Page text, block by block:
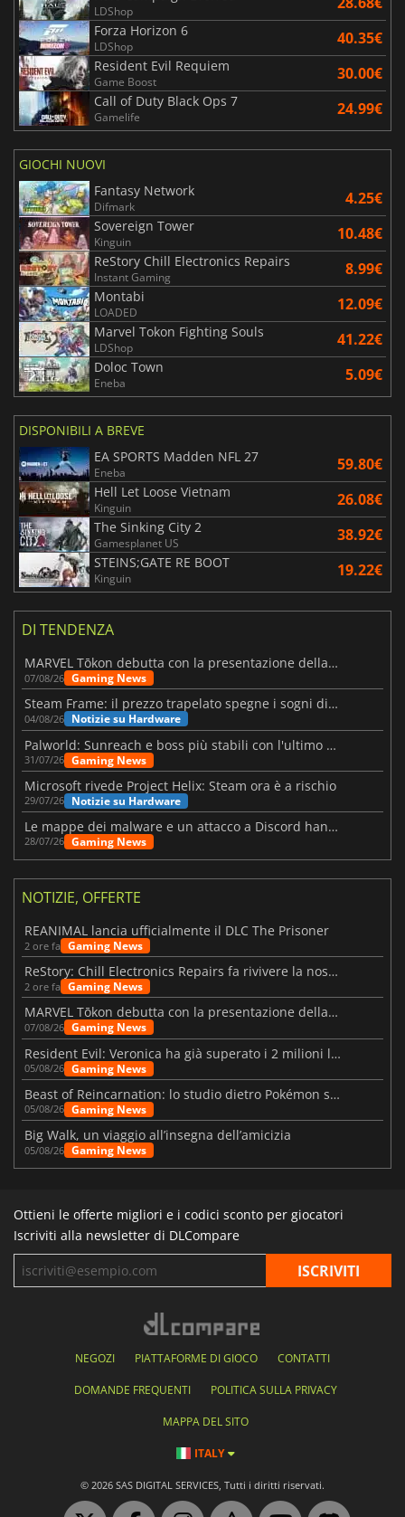
LDShop
Forza Horizon 6
LDShop 40.35€
Resident Evil Requiem
Game Boost 30.00€
Call of Duty Black Ops 7
Gamelife 24.99€
GIOCHI NUOVI
Fantasy Network
Difmark 4.25€
Sovereign Tower
Kinguin 10.48€
ReStory Chill Electronics Repairs
Instant Gaming 8.99€
Montabi
LOADED 12.09€
Marvel Tokon Fighting Souls
LDShop 41.22€
Doloc Town
Eneba 5.09€
DISPONIBILI A BREVE
EA SPORTS Madden NFL 27
Eneba 59.80€
Hell Let Loose Vietnam
Kinguin 26.08€
The Sinking City 2
Gamesplanet US 38.92€
STEINS;GATE RE BOOT
Kinguin 19.22€
DI TENDENZA
MARVEL Tōkon debutta con la presentazione della roadmap per il primo anno
07/08/26 Gaming News
Steam Frame: il prezzo trapelato spegne i sogni di un VR economico
04/08/26 Notizie su Hardware
Palworld: Sunreach e boss più stabili con l'ultimo update
31/07/26 Gaming News
Microsoft rivede Project Helix: Steam ora è a rischio
29/07/26 Notizie su Hardware
Le mappe dei malware e un attacco a Discord hanno colpito Meccha Chameleon
28/07/26 Gaming News
NOTIZIE, OFFERTE
REANIMAL lancia ufficialmente il DLC The Prisoner
2 ore fa Gaming News
ReStory: Chill Electronics Repairs fa rivivere la nostalgia degli anni 2000
2 ore fa Gaming News
MARVEL Tōkon debutta con la presentazione della roadmap per il primo anno
07/08/26 Gaming News
Resident Evil: Veronica ha già superato i 2 milioni liste dei desideri
05/08/26 Gaming News
Beast of Reincarnation: lo studio dietro Pokémon su una nuova strada
05/08/26 Gaming News
Big Walk, un viaggio all’insegna dell’amicizia
05/08/26 Gaming News
Ottieni le offerte migliori e i codici sconto per giocatori
Iscriviti alla newsletter di DLCompare
NEGOZI PIATTAFORME DI GIOCO CONTATTI
DOMANDE FREQUENTI POLITICA SULLA PRIVACY
MAPPA DEL SITO
ITALY
© 2026 SAS DIGITAL SERVICES, Tutti i diritti riservati.